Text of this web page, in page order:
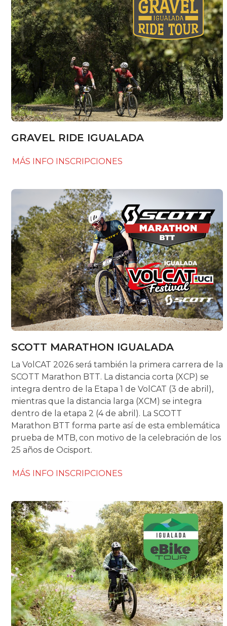
GRAVEL RIDE IGUALADA
MÁS INFO INSCRIPCIONES
SCOTT MARATHON IGUALADA
La VolCAT 2026 será también la primera carrera de la
SCOTT Marathon BTT. La distancia corta (XCP) se
integra dentro de la Etapa 1 de VolCAT (3 de abril),
mientras que la distancia larga (XCM) se integra
dentro de la etapa 2 (4 de abril). La SCOTT
Marathon BTT forma parte así de esta emblemática
prueba de MTB, con motivo de la celebración de los
25 años de Ocisport.
MÁS INFO INSCRIPCIONES